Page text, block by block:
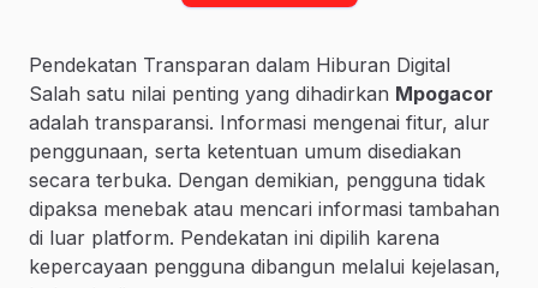
Pendekatan Transparan dalam Hiburan Digital
Salah satu nilai penting yang dihadirkan Mpogacor
adalah transparansi. Informasi mengenai fitur, alur
penggunaan, serta ketentuan umum disediakan
secara terbuka. Dengan demikian, pengguna tidak
dipaksa menebak atau mencari informasi tambahan
di luar platform. Pendekatan ini dipilih karena
kepercayaan pengguna dibangun melalui kejelasan,